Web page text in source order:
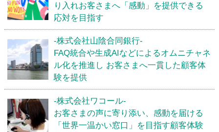
り入れお客さまへ「感動」を提供できる
応対を目指す
-株式会社山陰合同銀行-
FAQ統合や生成AIなどによるオムニチャネ
ル化を推進し お客さまへ一貫した顧客体
験を提供
-株式会社ワコール-
お客さまの声に寄り添い、感動を届ける
「世界一温かい窓口」を目指す顧客体験